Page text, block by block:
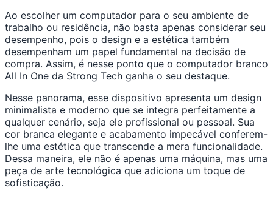
Ao escolher um computador para o seu ambiente de
trabalho ou residência, não basta apenas considerar seu
desempenho, pois o design e a estética também
desempenham um papel fundamental na decisão de
compra. Assim, é nesse ponto que o computador branco
All In One da Strong Tech ganha o seu destaque.
Nesse panorama, esse dispositivo apresenta um design
minimalista e moderno que se integra perfeitamente a
qualquer cenário, seja ele profissional ou pessoal. Sua
cor branca elegante e acabamento impecável conferem-
lhe uma estética que transcende a mera funcionalidade.
Dessa maneira, ele não é apenas uma máquina, mas uma
peça de arte tecnológica que adiciona um toque de
sofisticação.